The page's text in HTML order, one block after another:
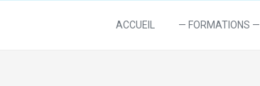
ACCUEIL — FORMATIONS —